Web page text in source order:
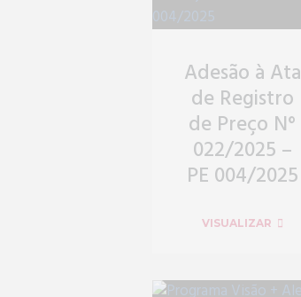
Adesão à Ata
de Registro
de Preço N°
022/2025 –
PE 004/2025
VISUALIZAR